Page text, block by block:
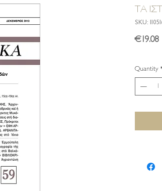
ΤΑ
SKU:
€19.08
Quantity